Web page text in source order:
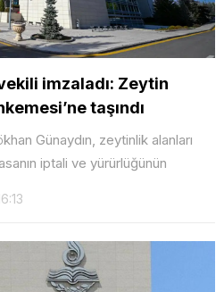
imzaladı: Zeytin
taşındı
Günaydın, zeytinlik alanları
iptali ve yürürlüğünün